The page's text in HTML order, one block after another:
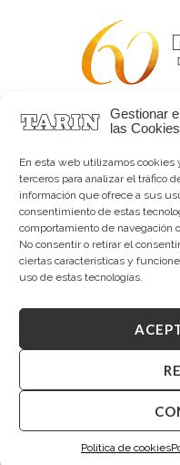
Gestionar
las Cookies
En esta web utilizamos cookies
terceros para analizar el tráfico
información que ofrece a sus
consentimiento de estas
comportamiento de navegación
No consentir o retirar el
ciertas características y
uso de estas tecnologías.
Política de cookies
Alta
Copyright
Aviso legal|Política
Canal interno de
Desarrollado
Te resolvemos tus dudas.